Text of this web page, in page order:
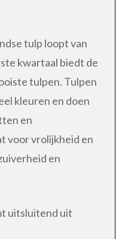
tulp loopt van
kwartaal biedt de
tulpen. Tulpen
kleuren en doen
en
voor vrolijkheid en
en
uitsluitend uit